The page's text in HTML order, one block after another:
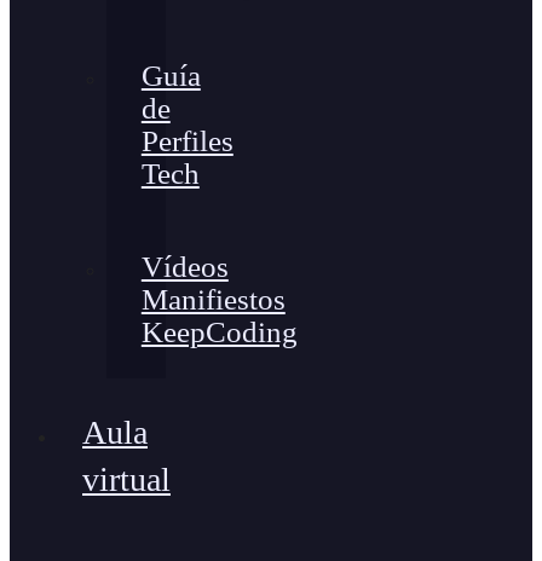
Guía
de
Perfiles
Tech
Vídeos
Manifiestos
KeepCoding
Aula
virtual